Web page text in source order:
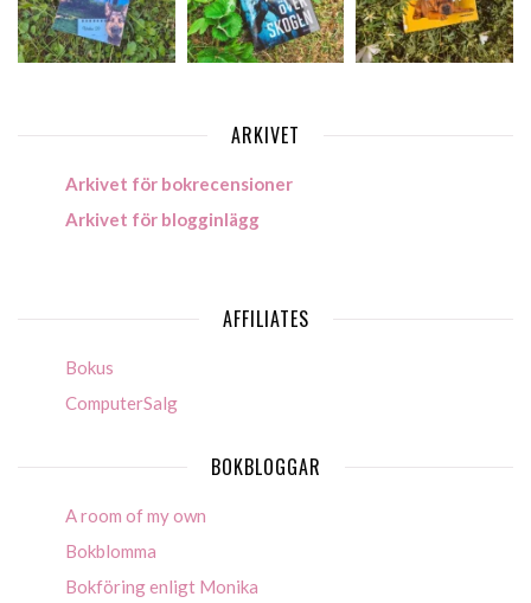
ARKIVET
Arkivet för bokrecensioner
Arkivet för blogginlägg
AFFILIATES
Bokus
ComputerSalg
BOKBLOGGAR
A room of my own
Bokblomma
Bokföring enligt Monika